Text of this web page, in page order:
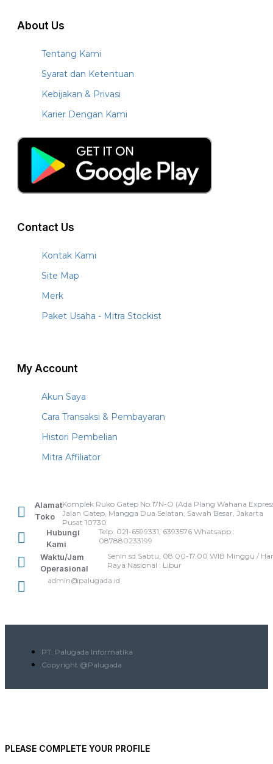
About Us
Tentang Kami
Syarat dan Ketentuan
Kebijakan & Privasi
Karier Dengan Kami
Contact Us
Kontak Kami
Site Map
Merk
Paket Usaha - Mitra Stockist
My Account
Akun Saya
Cara Transaksi & Pembayaran
Histori Pembelian
Mitra Affiliator
Alamat
Toko
Komplek Ruko Gatep No.17N-O (Ada Plang Wahana
Jalan Gatep, Mangga Dua Selatan, Sawah Besar, Jakarta
Pusat 10730
Hubungi
Kami
Telp: 021-6599331, 6393576 Whatsapp :
087880233199
Waktu/Jam
Operasional
Senin sd Sabtu, 08.00-17.00 WIB Minggu /
Raya Nasional : Libur
admin@palugada.id
PT. Palugada Informatika
Copyright @Palugada
PLEASE COMPLETE YOUR PROFILE